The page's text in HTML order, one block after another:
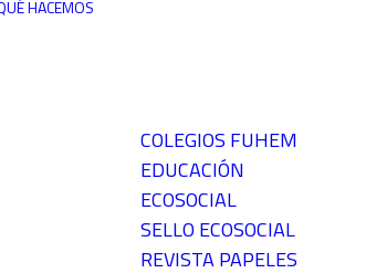
HACEMOS
COLEGIOS FUHEM
EDUCACIÓN
ECOSOCIAL
SELLO ECOSOCIAL
REVISTA PAPELES